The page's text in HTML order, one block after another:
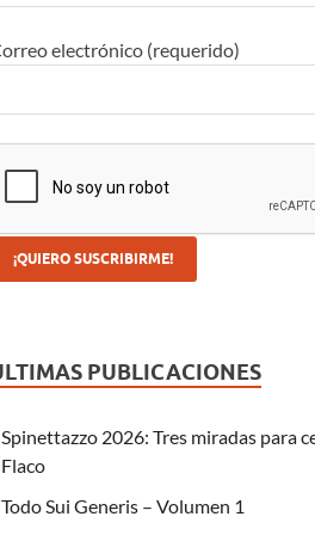
electrónico (requerido)
PUBLICACIONES
Spinettazzo 2026: Tres miradas para
Flaco
Todo Sui Generis – Volumen 1